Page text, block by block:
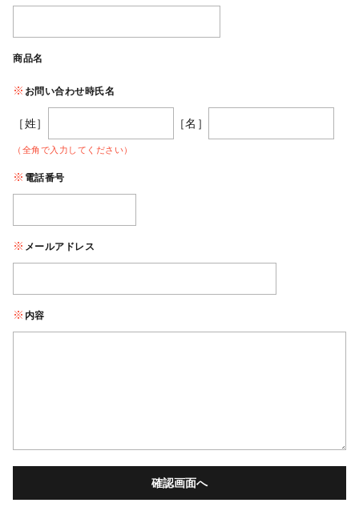
商品名
お問い合わせ時氏名
［姓］ ［名］
（全角で入力してください）
電話番号
メールアドレス
内容